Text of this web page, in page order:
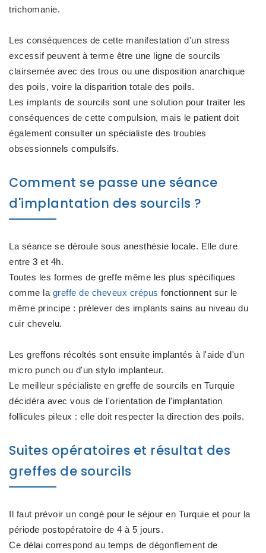
trichomanie.
Les conséquences de cette manifestation d'un stress
excessif peuvent à terme être une ligne de sourcils
clairsemée avec des trous ou une disposition anarchique
des poils, voire la disparition totale des poils.
Les implants de sourcils sont une solution pour traiter les
conséquences de cette compulsion, mais le patient doit
également consulter un spécialiste des troubles
obsessionnels compulsifs.
Comment se passe une séance
d'implantation des sourcils ?
La séance se déroule sous anesthésie locale. Elle dure
entre 3 et 4h.
Toutes les formes de greffe même les plus spécifiques
comme la greffe de cheveux crépus fonctionnent sur le
même principe : prélever des implants sains au niveau du
cuir chevelu.
Les greffons récoltés sont ensuite implantés à l'aide d'un
micro punch ou d'un stylo implanteur.
Le meilleur spécialiste en greffe de sourcils en Turquie
décidéra avec vous de l'orientation de l'implantation
follicules pileux : elle doit respecter la direction des poils.
Suites opératoires et résultat des
greffes de sourcils
Il faut prévoir un congé pour le séjour en Turquie et pour la
période postopératoire de 4 à 5 jours.
Ce délai correspond au temps de dégonflement de